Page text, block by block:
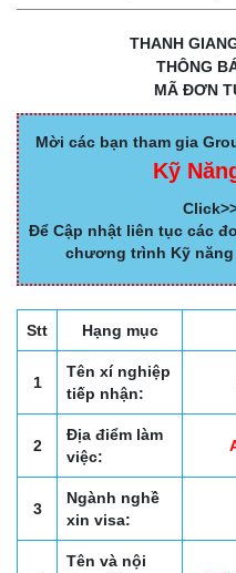
THANH
THÔNG
MÃ ĐƠN
Mời các bạn tham gia
Kỹ
Để Cập nhật liên tục các
chương trình Kỹ
Stt Hạng mục
1
Tên xí nghiệp
tiếp nhận:
2
Địa điểm làm
việc:
3
Ngành nghề
xin visa:
Tên và nội